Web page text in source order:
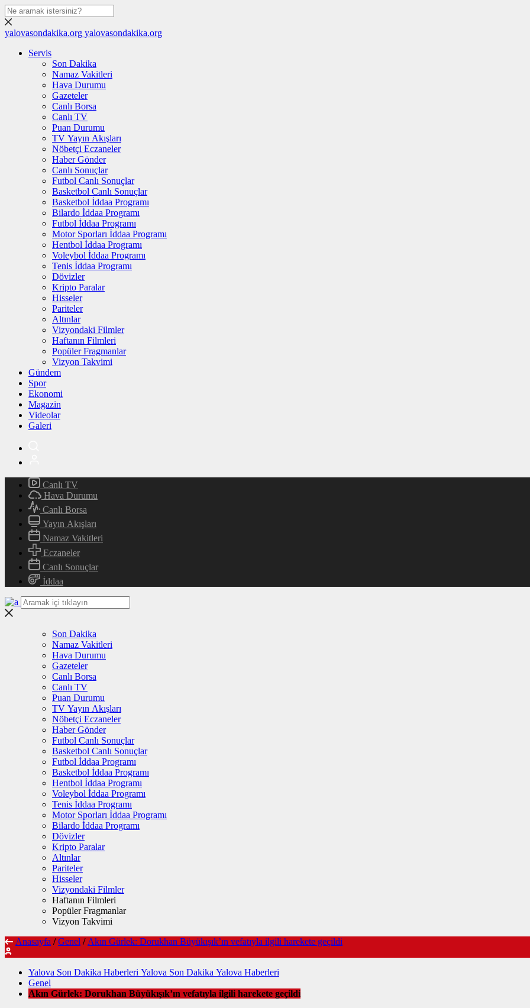
yalovasondakika.org yalovasondakika.org
Servis
Son Dakika
Namaz Vakitleri
Hava Durumu
Gazeteler
Canlı Borsa
Canlı TV
Puan Durumu
TV Yayın Akışları
Nöbetçi Eczaneler
Haber Gönder
Canlı Sonuçlar
Futbol Canlı Sonuçlar
Basketbol Canlı Sonuçlar
Basketbol İddaa Programı
Bilardo İddaa Programı
Futbol İddaa Programı
Motor Sporları İddaa Programı
Hentbol İddaa Programı
Voleybol İddaa Programı
Tenis İddaa Programı
Dövizler
Kripto Paralar
Hisseler
Pariteler
Altınlar
Vizyondaki Filmler
Haftanın Filmleri
Popüler Fragmanlar
Vizyon Takvimi
Gündem
Spor
Ekonomi
Magazin
Videolar
Galeri
Canlı TV
Hava Durumu
Canlı Borsa
Yayın Akışları
Namaz Vakitleri
Eczaneler
Canlı Sonuçlar
İddaa
Son Dakika
Namaz Vakitleri
Hava Durumu
Gazeteler
Canlı Borsa
Canlı TV
Puan Durumu
TV Yayın Akışları
Nöbetçi Eczaneler
Haber Gönder
Futbol Canlı Sonuçlar
Basketbol Canlı Sonuçlar
Futbol İddaa Programı
Basketbol İddaa Programı
Hentbol İddaa Programı
Voleybol İddaa Programı
Tenis İddaa Programı
Motor Sporları İddaa Programı
Bilardo İddaa Programı
Dövizler
Kripto Paralar
Altınlar
Pariteler
Hisseler
Vizyondaki Filmler
Haftanın Filmleri
Popüler Fragmanlar
Vizyon Takvimi
Anasayfa / Genel / Akın Gürlek: Dorukhan Büyükışık’ın vefatıyla ilgili harekete geçildi
Yalova Son Dakika Haberleri Yalova Son Dakika Yalova Haberleri
Genel
Akın Gürlek: Dorukhan Büyükışık’ın vefatıyla ilgili harekete geçildi